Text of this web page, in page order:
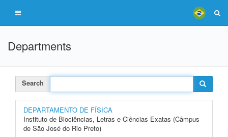
Departments
Search
DEPARTAMENTO DE FÍSICA
Instituto de Biociências, Letras e Ciências Exatas (Câmpus
de São José do Rio Preto)